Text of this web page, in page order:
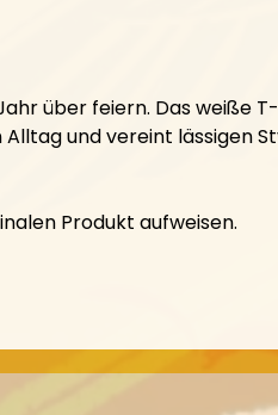
über feiern. Das weiße
und vereint lässigen
Produkt aufweisen.